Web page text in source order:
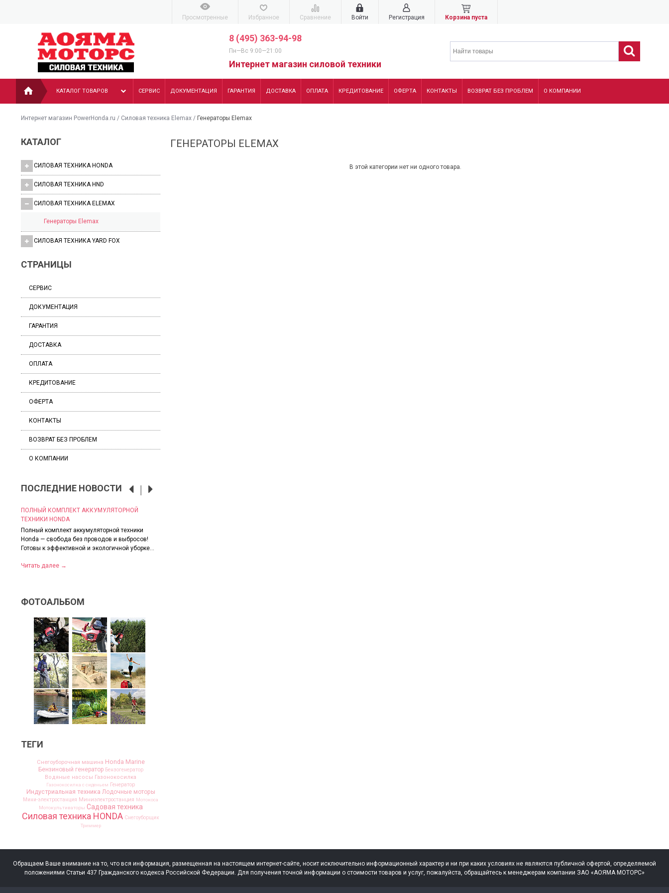
Просмотренные Избранное Сравнение Войти Регистрация Корзина пуста
8 (495) 363-94-98
Пн—Вс 9:00—21:00
Интернет магазин силовой техники
КАТАЛОГ ТОВАРОВ СЕРВИС ДОКУМЕНТАЦИЯ ГАРАНТИЯ ДОСТАВКА ОПЛАТА КРЕДИТОВАНИЕ ОФЕРТА КОНТАКТЫ ВОЗВРАТ БЕЗ ПРОБЛЕМ О КОМПАНИИ
Интернет магазин PowerHonda.ru / Силовая техника Elemax / Генераторы Elemax
КАТАЛОГ
СИЛОВАЯ ТЕХНИКА HONDA
СИЛОВАЯ ТЕХНИКА HND
СИЛОВАЯ ТЕХНИКА ELEMAX
Генераторы Elemax
СИЛОВАЯ ТЕХНИКА YARD FOX
СТРАНИЦЫ
СЕРВИС
ДОКУМЕНТАЦИЯ
ГАРАНТИЯ
ДОСТАВКА
ОПЛАТА
КРЕДИТОВАНИЕ
ОФЕРТА
КОНТАКТЫ
ВОЗВРАТ БЕЗ ПРОБЛЕМ
О КОМПАНИИ
ПОСЛЕДНИЕ НОВОСТИ
ПОЛНЫЙ КОМПЛЕКТ АККУМУЛЯТОРНОЙ
ТЕХНИКИ HONDA
Полный комплект аккумуляторной техники
Honda — свобода без проводов и выбросов!
Готовы к эффективной и экологичной уборке...
Читать далее →
ФОТОАЛЬБОМ
ТЕГИ
Cнегоуборочная машина Honda Marine
Бензиновый генератор Бензогенератор
Водяные насосы Газонокосилка
Газонокосилка с сиденьем Генератор
Индустриальная техника Лодочные моторы
Мини-электростанция Миниэлектростанция Мотокоса
Мотокультиваторы Садовая техника
Силовая техника HONDA Снегоуборщик
Триммер
ГЕНЕРАТОРЫ ELEMAX
В этой категории нет ни одного товара.
Обращаем Ваше внимание на то, что вся информация, размещенная на настоящем интернет-сайте, носит исключительно информационный характер и ни при каких условиях не являются публичной офертой, определяемой
положениями Статьи 437 Гражданского кодекса Российской Федерации. Для получения точной информации о стоимости товаров и услуг, пожалуйста, обращайтесь к менеджерам компании ЗАО «АОЯМА МОТОРС»